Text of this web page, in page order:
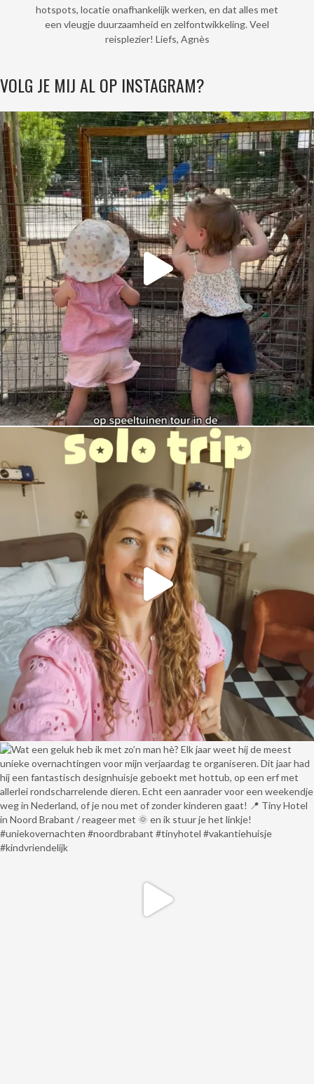
hotspots, locatie onafhankelijk werken, en dat alles met
een vleugje duurzaamheid en zelfontwikkeling. Veel
reisplezier! Liefs, Agnès
VOLG JE MIJ AL OP INSTAGRAM?